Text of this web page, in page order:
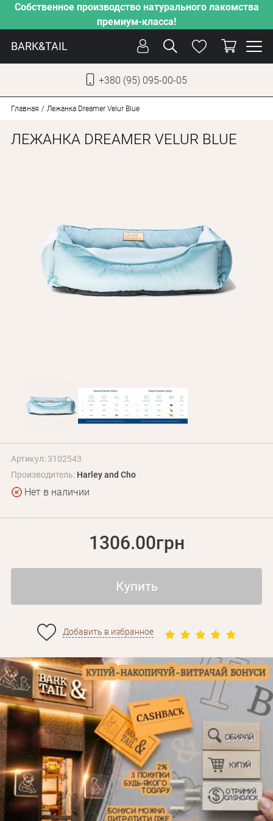
Собственное производство натурального лакомства
премиум-класса!
BARK&TAIL
+380 (95) 095-00-05
СОБАКИ
АКЦИИ
О КОМПАНИИ
Контакты
+380 (95) 095-00-05
Главная Лежанка Dreamer Velur Blue
ЛЕЖАНКА DREAMER VELUR BLUE
Артикул: 3102543
Производитель: Harley and Cho
Нет в наличии
1306.00грн
Купить
Добавить в избранное
Забыли пароль?
Личные данные